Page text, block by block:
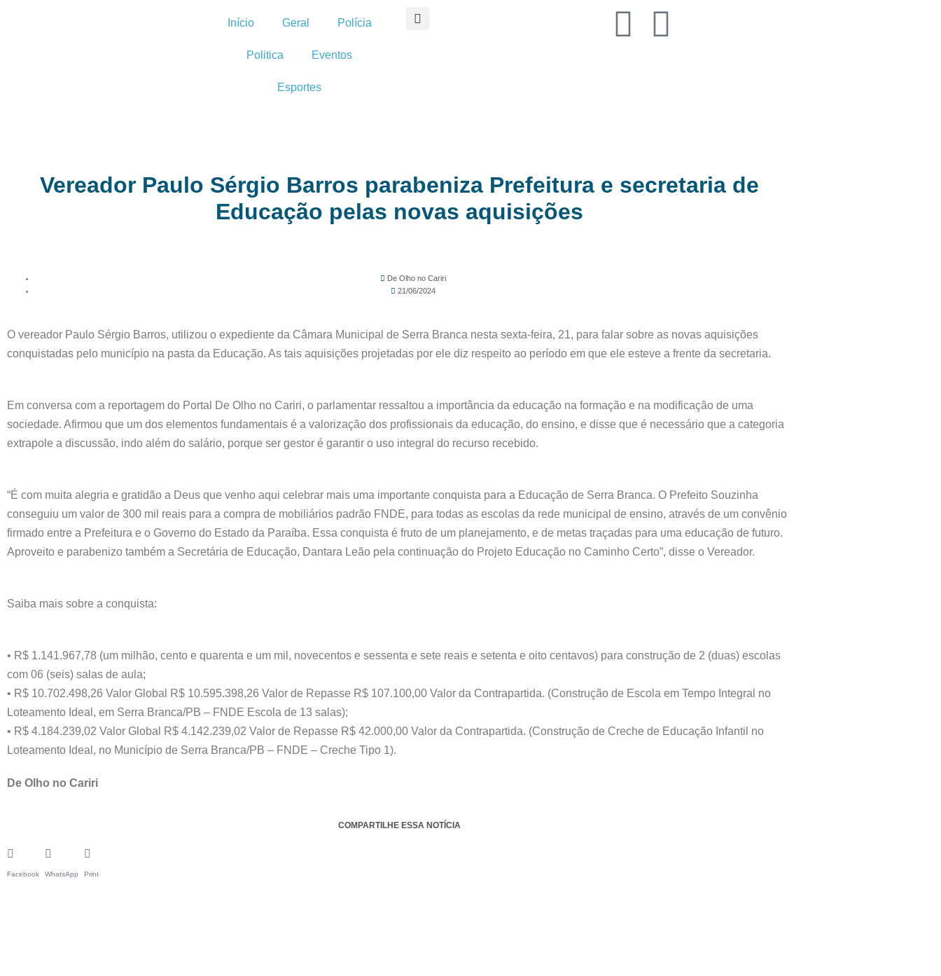
Início Geral Polícia
Politica Eventos
Esportes
Vereador Paulo Sérgio Barros parabeniza Prefeitura e secretaria de
Educação pelas novas aquisições
De Olho no Cariri
21/06/2024
O vereador Paulo Sérgio Barros, utilizou o expediente da Câmara Municipal de Serra Branca nesta sexta-feira, 21, para falar sobre as novas aquisições
conquistadas pelo município na pasta da Educação. As tais aquisições projetadas por ele diz respeito ao período em que ele esteve a frente da secretaria.
Em conversa com a reportagem do Portal De Olho no Cariri, o parlamentar ressaltou a importância da educação na formação e na modificação de uma
sociedade. Afirmou que um dos elementos fundamentais é a valorização dos profissionais da educação, do ensino, e disse que é necessário que a categoria
extrapole a discussão, indo além do salário, porque ser gestor é garantir o uso integral do recurso recebido.
“É com muita alegria e gratidão a Deus que venho aqui celebrar mais uma importante conquista para a Educação de Serra Branca. O Prefeito Souzinha
conseguiu um valor de 300 mil reais para a compra de mobiliários padrão FNDE, para todas as escolas da rede municipal de ensino, através de um convênio
firmado entre a Prefeitura e o Governo do Estado da Paraíba. Essa conquista é fruto de um planejamento, e de metas traçadas para uma educação de futuro.
Aproveito e parabenizo também a Secretária de Educação, Dantara Leão pela continuação do Projeto Educação no Caminho Certo”, disse o Vereador.
Saiba mais sobre a conquista:
• R$ 1.141.967,78 (um milhão, cento e quarenta e um mil, novecentos e sessenta e sete reais e setenta e oito centavos) para construção de 2 (duas) escolas
com 06 (seis) salas de aula;
• R$ 10.702.498,26 Valor Global R$ 10.595.398,26 Valor de Repasse R$ 107.100,00 Valor da Contrapartida. (Construção de Escola em Tempo Integral no
Loteamento Ideal, em Serra Branca/PB – FNDE Escola de 13 salas);
• R$ 4.184.239,02 Valor Global R$ 4.142.239,02 Valor de Repasse R$ 42.000,00 Valor da Contrapartida. (Construção de Creche de Educação Infantil no
Loteamento Ideal, no Município de Serra Branca/PB – FNDE – Creche Tipo 1).
De Olho no Cariri
COMPARTILHE ESSA NOTÍCIA
Facebook WhatsApp Print